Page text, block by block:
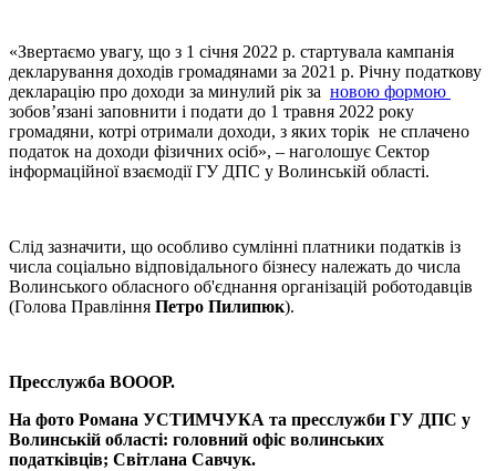
«Звертаємо увагу, що з 1 січня 2022 р. стартувала кампанія
декларування доходів громадянами за 2021 р. Річну податкову
декларацію про доходи за минулий рік за новою формою
зобов’язані заповнити і подати до 1 травня 2022 року
громадяни, котрі отримали доходи, з яких торік не сплачено
податок на доходи фізичних осіб», – наголошує Сектор
інформаційної взаємодії ГУ ДПС у Волинській області.
Слід зазначити, що особливо сумлінні платники податків із
числа соціально відповідального бізнесу належать до числа
Волинського обласного об'єднання організацій роботодавців
(Голова Правління Петро Пилипюк).
Пресслужба ВОООР.
На фото Романа УСТИМЧУКА та пресслужби ГУ ДПС у
Волинській області: головний офіс волинських
податківців; Світлана Савчук.